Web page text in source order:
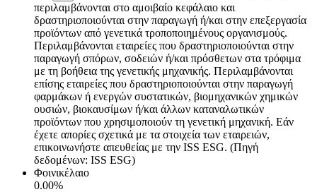
περιλαμβάνονται στο αμοιβαίο κεφάλαιο και
δραστηριοποιούνται στην παραγωγή ή/και στην επεξεργασία
προϊόντων από γενετικά τροποποιημένους οργανισμούς.
Περιλαμβάνονται εταιρείες που δραστηριοποιούνται στην
παραγωγή σπόρων, σοδειών ή/και πρόσθετων στα τρόφιμα
με τη βοήθεια της γενετικής μηχανικής. Περιλαμβάνονται
επίσης εταιρείες που δραστηριοποιούνται στην παραγωγή
φαρμάκων ή ενεργών συστατικών, βιομηχανικών χημικών
ουσιών, βιοκαυσίμων ή/και άλλων καταναλωτικών
προϊόντων που χρησιμοποιούν τη γενετική μηχανική. Εάν
έχετε απορίες σχετικά με τα στοιχεία των εταιρειών,
επικοινωνήστε απευθείας με την ISS ESG. (Πηγή
δεδομένων: ISS ESG)
Φοινικέλαιο
0.00%